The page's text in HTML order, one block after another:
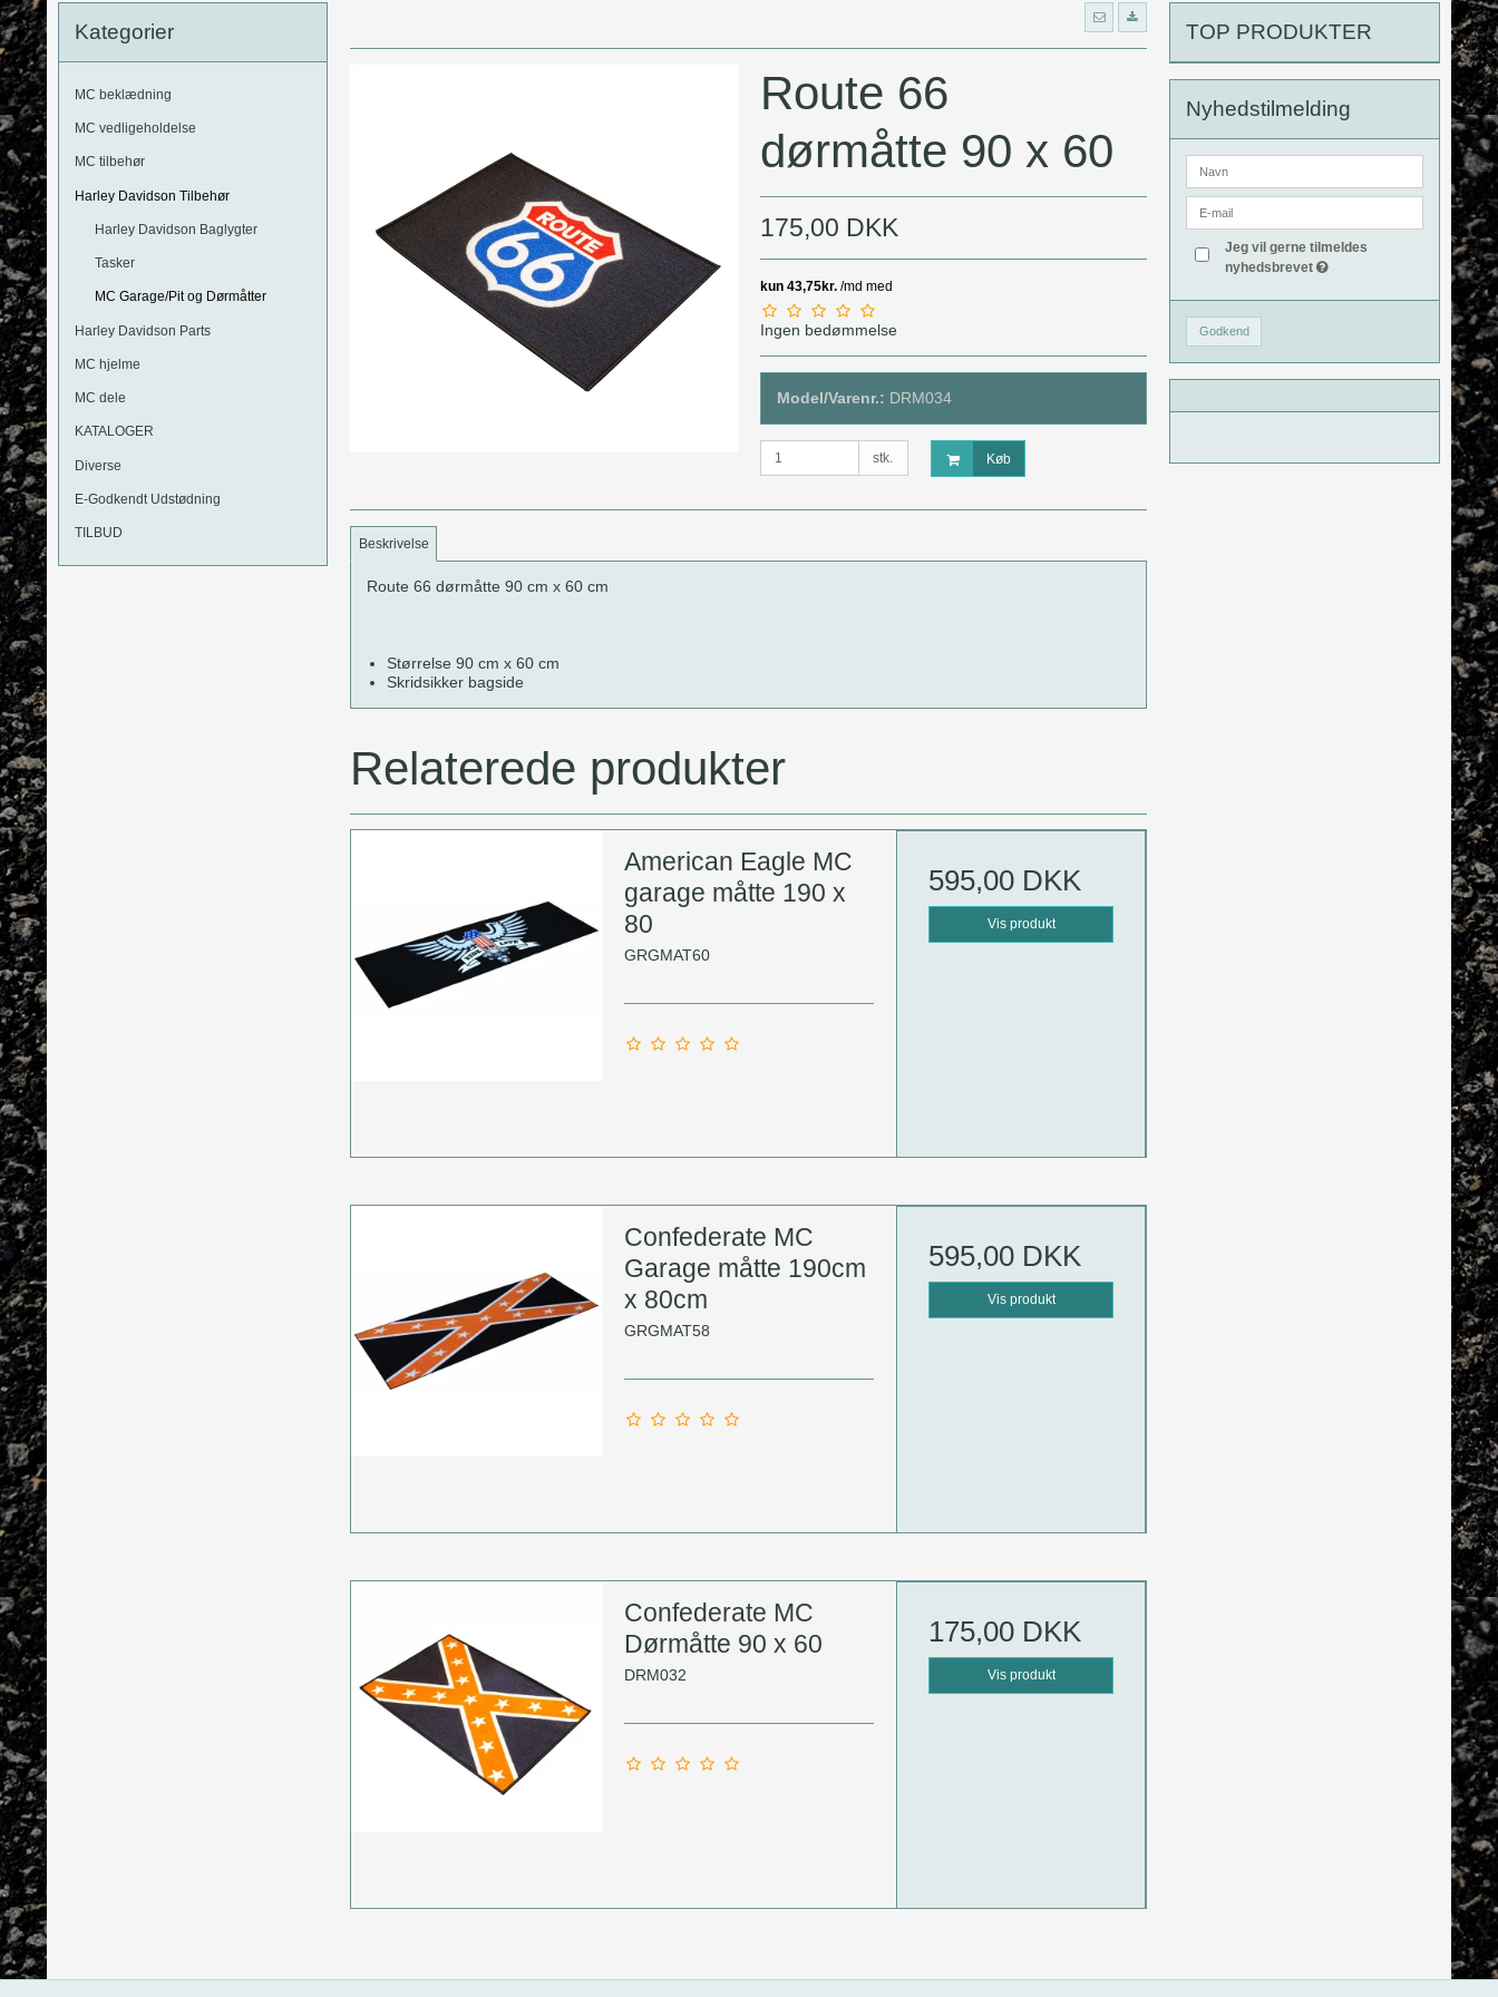
MC Motorbriller
MC Læderveste
MC Jeans
Harley Davidson Bremseklodser
Kommunikation
Kategorier
MC beklædning
MC vedligeholdelse
MC tilbehør
Harley Davidson Tilbehør
Harley Davidson Baglygter
Tasker
MC Garage/Pit og Dørmåtter
Harley Davidson Parts
MC hjelme
MC dele
KATALOGER
Diverse
E-Godkendt Udstødning
TILBUD
Route 66
dørmåtte 90 x 60
175,00 DKK
Ingen bedømmelse
Model/Varenr.: DRM034
stk. Køb
Beskrivelse
Route 66 dørmåtte 90 cm x 60 cm
Størrelse 90 cm x 60 cm
Skridsikker bagside
Relaterede produkter
American Eagle MC
garage måtte 190 x
80
GRGMAT60
595,00 DKK
Vis produkt
Confederate MC
Garage måtte 190cm
x 80cm
GRGMAT58
595,00 DKK
Vis produkt
Confederate MC
Dørmåtte 90 x 60
DRM032
175,00 DKK
Vis produkt
TOP PRODUKTER
Nyhedstilmelding
Jeg vil gerne tilmeldes
nyhedsbrevet
Godkend